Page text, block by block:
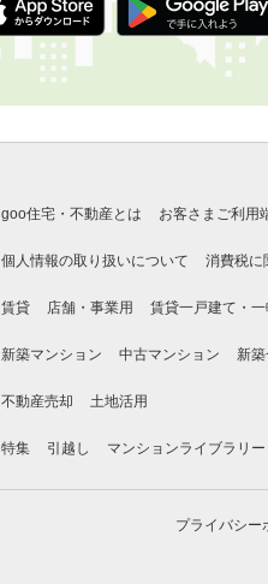
goo住宅・不動産とは お客さまご利用
個人情報の取り扱いについて 消費税に
賃貸 店舗・事業用 賃貸一戸建て・一
新築マンション 中古マンション 新
不動産売却 土地活用
特集 引越し マンションライブラリー
プライバシー